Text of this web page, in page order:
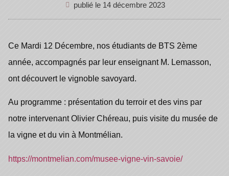
publié le 14 décembre 2023
Ce Mardi 12 Décembre, nos étudiants de BTS 2ème
année, accompagnés par leur enseignant M. Lemasson,
ont découvert le vignoble savoyard.
Au programme : présentation du terroir et des vins par
notre intervenant Olivier Chéreau, puis visite du musée de
la vigne et du vin à Montmélian.
https://montmelian.com/musee-vigne-vin-savoie/